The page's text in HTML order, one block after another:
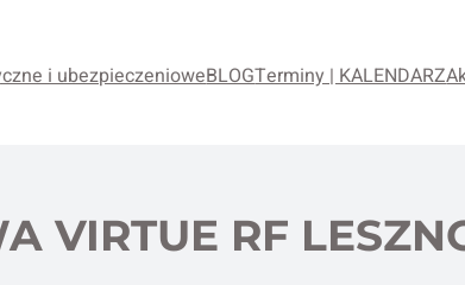
i ubezpieczenioweBLOGTerminy | KALENDARZ
VIRTUE RF